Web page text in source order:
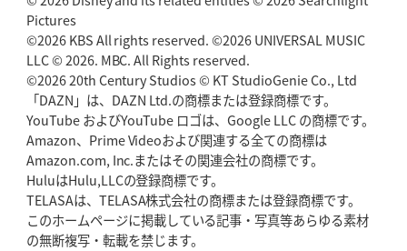
Pictures
©2026 KBS All rights reserved. ©2026 UNIVERSAL MUSIC
LLC © 2026. MBC. All Rights reserved.
©2026 20th Century Studios © KT StudioGenie Co., Ltd
「DAZN」は、DAZN Ltd.の商標または登録商標です。
YouTube およびYouTube ロゴは、Google LLC の商標です。
Amazon、Prime Videoおよび関連する全ての商標は
Amazon.com, Inc.またはその関連会社の商標です。
HuluはHulu,LLCの登録商標です。
TELASAは、TELASA株式会社の商標または登録商標です。
このホームページに掲載している記事・写真等あらゆる素材
の無断複写・転載を禁じます。